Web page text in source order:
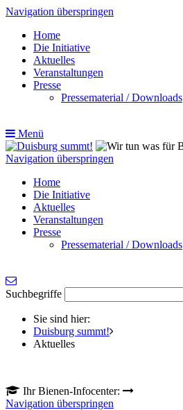
Navigation überspringen
Home
Die Initiative
Aktuelles
Veranstaltungen
Presse
Pressematerial / Downloads
Menü
Navigation überspringen
Home
Die Initiative
Aktuelles
Veranstaltungen
Presse
Pressematerial / Downloads
Suchbegriffe
Sie sind hier:
Duisburg summt!
Aktuelles
Ihr Bienen-Infocenter:
Navigation überspringen